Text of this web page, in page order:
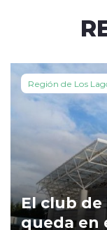
Región de Los
El club de
queda en